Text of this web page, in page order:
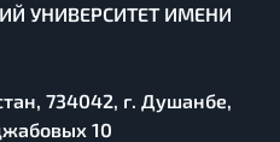
УНИВЕРСИТЕТ ИМЕНИ
734042, г. Душанбе,
10